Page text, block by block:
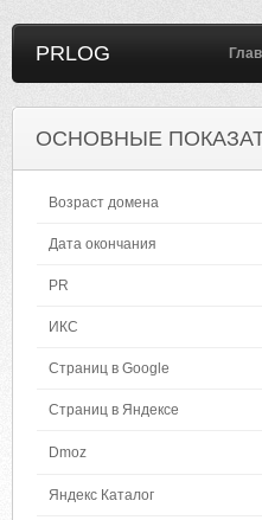
PRLOG
ОСНОВНЫЕ
Возраст домена
Дата окончания
PR
ИКС
Страниц в Google
Страниц в Яндексе
Dmoz
Яндекс Каталог